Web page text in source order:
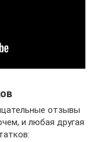
отзывы
и любая другая